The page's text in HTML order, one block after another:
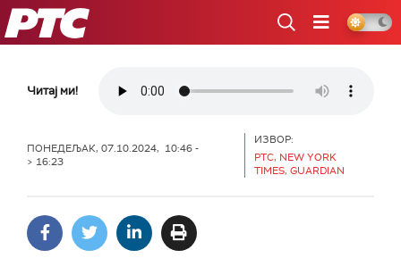
РТС
Читај ми!
ПОНЕДЕЉАК, 07.10.2024, 10:46 -
> 16:23
ИЗВОР:
РТС, NEW YORK
TIMES, GUARDIAN